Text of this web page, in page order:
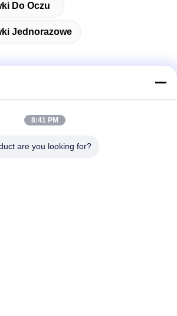
Do Oczu
Jednorazowe
5, Plac Gaosheng Times, nr 789
8:41 PM
are you looking for?